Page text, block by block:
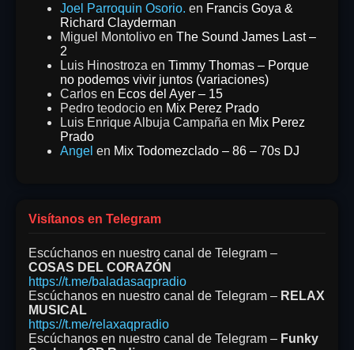
Joel Parroquin Osorio. en Francis Goya &
Richard Clayderman
Miguel Montolivo en The Sound James Last –
2
Luis Hinostroza en Timmy Thomas – Porque
no podemos vivir juntos (variaciones)
Carlos en Ecos del Ayer – 15
Pedro teodocio en Mix Perez Prado
Luis Enrique Albuja Campaña en Mix Perez
Prado
Angel en Mix Todomezclado – 86 – 70s DJ
Visítanos en Telegram
Escúchanos en nuestro canal de Telegram –
COSAS DEL CORAZÓN
https://t.me/baladasaqpradio
Escúchanos en nuestro canal de Telegram – RELAX
MUSICAL
https://t.me/relaxaqpradio
Escúchanos en nuestro canal de Telegram – Funky